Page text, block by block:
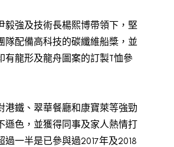
毅強及技術長楊熙博帶領下，堅
隊配備高科技的碳纖維船槳，並
有龍形及龍舟圖案的訂製T恤參
港鐵、翠華餐廳和康寶萊等強勁
遜色，並獲得同事及家人熱情打
過一半是已參與過2017年及2018